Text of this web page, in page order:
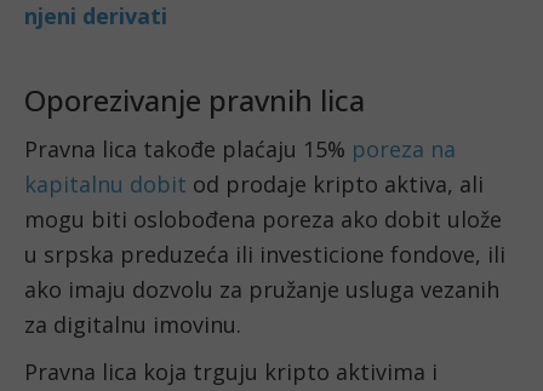
njeni derivati
Oporezivanje pravnih lica
Pravna lica takođe plaćaju 15% poreza na
kapitalnu dobit od prodaje kripto aktiva, ali
mogu biti oslobođena poreza ako dobit ulože
u srpska preduzeća ili investicione fondove, ili
ako imaju dozvolu za pružanje usluga vezanih
za digitalnu imovinu.
Pravna lica koja trguju kripto aktivima i